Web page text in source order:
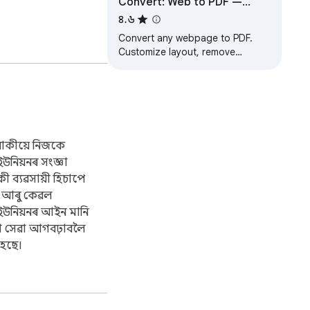
পাৰে।
ৰূপান্তৰ কৰক
নিজকে
সংজ্ঞা
ব্যৱসায়ী হিচাপে
আৰু কেৱল
আইন মানি
সেৱা আগবঢ়াবলৈ
Save Any Webpage as PDF
৪.৬
Convert any webpage to PDF.
Customize layout, remove